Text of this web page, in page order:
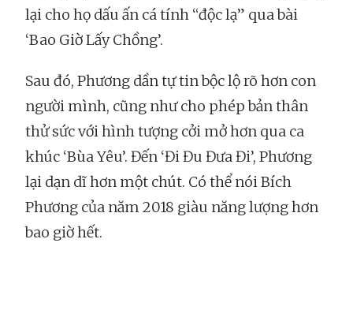
lại cho họ dấu ấn cá tính “độc lạ” qua bài
‘Bao Giờ Lấy Chồng’.
Sau đó, Phương dần tự tin bộc lộ rõ hơn con
người mình, cũng như cho phép bản thân
thử sức với hình tượng cởi mở hơn qua ca
khúc ‘Bùa Yêu’. Đến ‘Đi Đu Đưa Đi’, Phương
lại dạn dĩ hơn một chút. Có thể nói Bích
Phương của năm 2018 giàu năng lượng hơn
bao giờ hết.